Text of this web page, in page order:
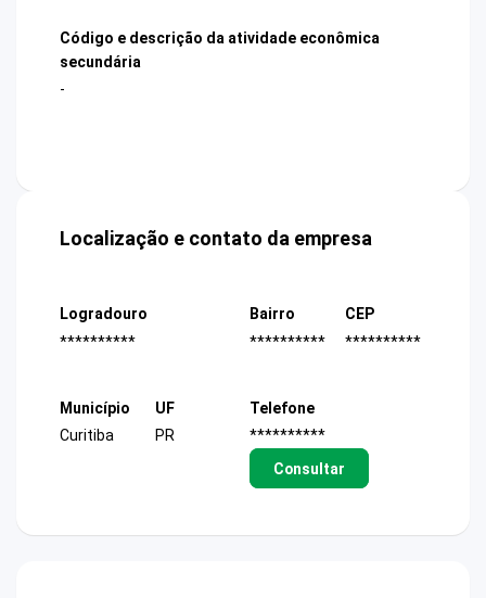
Código e descrição da atividade econômica
secundária
-
Localização e contato da empresa
Logradouro
**********
Bairro
**********
CEP
**********
Município
Curitiba
UF
PR
Telefone
**********
Consultar